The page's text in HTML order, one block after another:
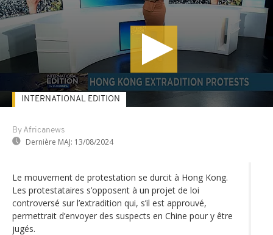
By Africanews
Dernière MAJ: 13/08/2024
INTERNATIONAL EDITION
Le mouvement de protestation se durcit à Hong Kong.
Les protestataires s’opposent à un projet de loi
controversé sur l’extradition qui, s’il est approuvé,
permettrait d’envoyer des suspects en Chine pour y être
jugés.